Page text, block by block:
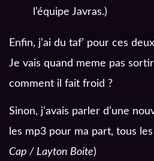
l’équipe Javras.)
Enfin, j’ai du taf’ pour ces
Je vais quand meme pas
comment il fait froid ?
Sinon, j’avais parler d’une
les mp3 pour ma part, tous
Cap / Layton Boite)